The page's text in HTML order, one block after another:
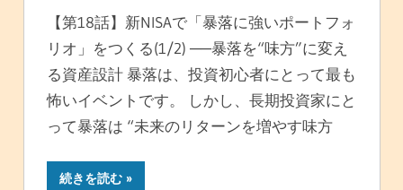
【第18話】新NISAで「暴落に強いポートフォ
リオ」をつくる(1/2) ──暴落を“味方”に変え
る資産設計 暴落は、投資初心者にとって最も
怖いイベントです。 しかし、長期投資家にと
って暴落は “未来のリターンを増やす味方
続きを読む